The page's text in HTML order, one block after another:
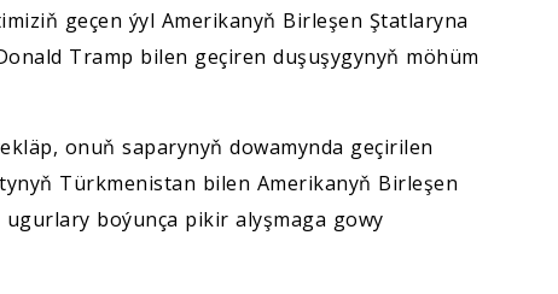
geçen ýyl Amerikanyň Birleşen Ştatlaryna
Tramp bilen geçiren duşuşygynyň möhüm
onuň saparynyň dowamynda geçirilen
Türkmenistan bilen Amerikanyň Birleşen
boýunça pikir alyşmaga gowy